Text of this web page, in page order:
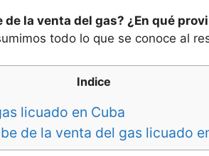
de la venta del gas? ¿En qué
todo lo que se conoce al
Indice
licuado en Cuba
de la venta del gas licuado